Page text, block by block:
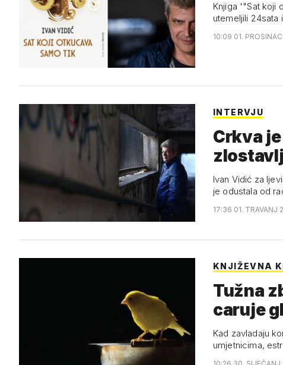
Knjiga '"Sat koji
utemeljili 24sata
10:09 01.
INTERVJU
Crkva
Ivan Vidić za
je odustala od
17:36 01. TRAVANJ
KNJIŽEVNA
Tužna
caruje
Kad zavladaju
umjetnicima,